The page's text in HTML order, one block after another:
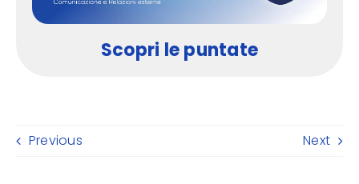
Scopri le puntate
Previous Next